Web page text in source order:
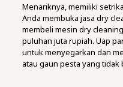
Menariknya, memiliki
Anda membuka jasa dry
membeli mesin dry
puluhan juta rupiah. Uap
untuk menyegarkan dan
atau gaun pesta yang tidak